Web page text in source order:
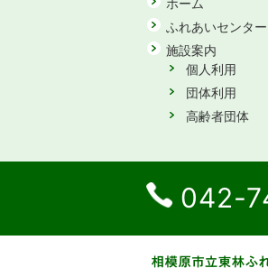
ふれあいセンタ
施設案内
個人利用
団体利用
高齢者団体
042-